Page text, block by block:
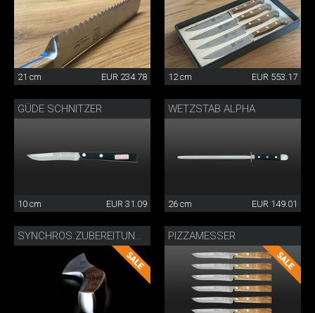
21 cm EUR 234.78 12 cm EUR 553.17
GÜDE SCHNITZER
10 cm EUR 31.09
WETZSTAB ALPHA
26 cm EUR 149.01
PIZZAMESSER